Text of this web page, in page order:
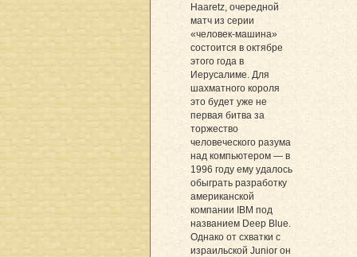
Haaretz, очередной
матч из серии
«человек-машина»
состоится в октябре
этого года в
Иерусалиме. Для
шахматного короля
это будет уже не
первая битва за
торжество
человеческого разума
над компьютером — в
1996 году ему удалось
обыграть разработку
американской
компании IBM под
названием Deep Blue.
Однако от схватки с
израильской Junior он